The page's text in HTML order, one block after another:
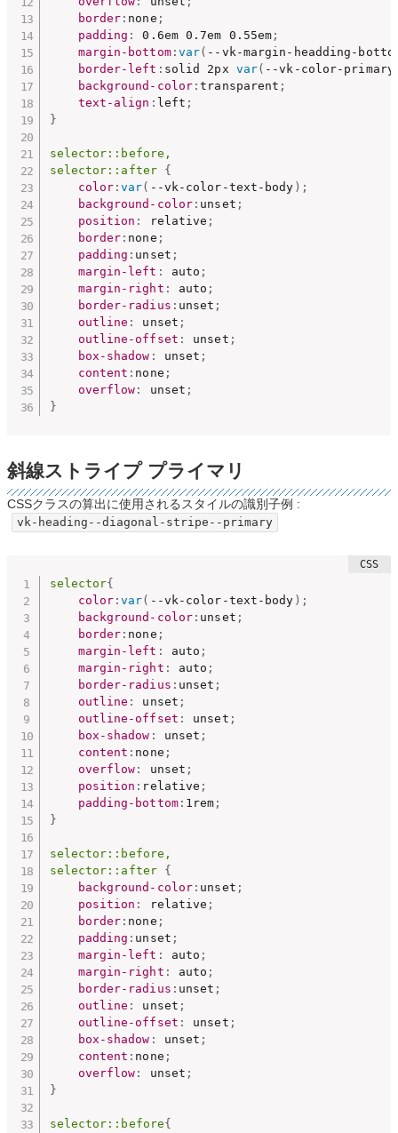
border : none ;
padding : 0.6em 0.7em 0.55em ;
margin-bottom: var( --vk-margin-headding-
border-left : solid 2px var( --vk-color-primary
background-color :transparent ;
text-align : left ;
}
selector::before,
selector::after {
color :var( --vk-color-text-body ) ;
background-color : unset ;
position : relative ;
border : none ;
padding : unset ;
margin-left : auto ;
margin-right : auto ;
border-radius : unset ;
outline : unset ;
outline-offset : unset ;
box-shadow : unset ;
content : none ;
overflow : unset ;
}
斜線ストライプ プライマリ
CSSクラスの算出に使用されるスタイルの識別子例 :
vk-heading--diagonal-stripe--primary
selector{
color :var( --vk-color-text-body ) ;
background-color : unset ;
border : none ;
margin-left : auto ;
margin-right : auto ;
border-radius : unset ;
outline : unset ;
outline-offset : unset ;
box-shadow : unset ;
content : none ;
overflow : unset ;
position : relative ;
padding-bottom: 1rem ;
}
selector::before,
selector::after {
background-color : unset ;
position : relative ;
border : none ;
padding : unset ;
margin-left : auto ;
margin-right : auto ;
border-radius : unset ;
outline : unset ;
outline-offset : unset ;
box-shadow : unset ;
content : none ;
overflow : unset ;
}
selector::before{